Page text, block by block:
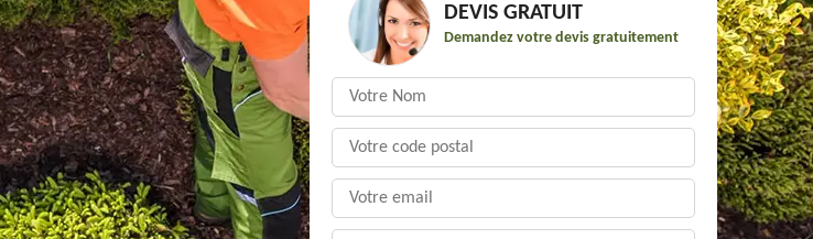
DEVIS GRATUIT
Demandez votre devis gratuitement